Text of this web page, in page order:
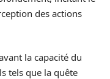
des actions
la capacité du
tels que la quête